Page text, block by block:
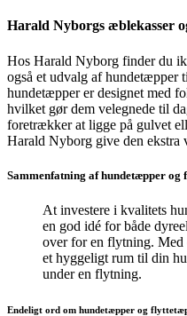
Harald Nyborgs æblekasser
Hos Harald Nyborg finder du
også et udvalg af hundetæpper
hundetæpper er designet med
hvilket gør dem velegnede til
foretrækker at ligge på gulvet
Harald Nyborg give den ekstra
Sammenfatning af hundetæpper
At investere i kvalitets
en god idé for både
over for en flytning. Med
et hyggeligt rum til din
under en flytning.
Endeligt ord om hundetæpper og